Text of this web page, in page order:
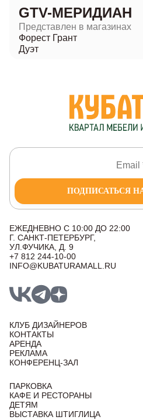
GTV-МЕРИДИАН
Представлен в магазинах
Форест Грант
Дуэт
ПОДПИСАТЬСЯ
ЕЖЕДНЕВНО С 10:00 ДО 22:00
Г. САНКТ-ПЕТЕРБУРГ,
УЛ.ФУЧИКА, Д. 9
+7 812 244-10-00
INFO@KUBATURAMALL.RU
КЛУБ ДИЗАЙНЕРОВ
КОНТАКТЫ
АРЕНДА
РЕКЛАМА
КОНФЕРЕНЦ-ЗАЛ
ПАРКОВКА
КАФЕ И РЕСТОРАНЫ
ДЕТЯМ
ВЫСТАВКА ШТИГЛИЦА